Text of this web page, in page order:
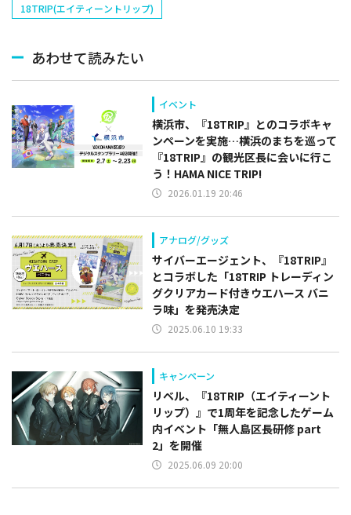
18TRIP(エイティーントリップ)
あわせて読みたい
イベント
横浜市、『18TRIP』とのコラボキャ
ンペーンを実施…横浜のまちを巡って
『18TRIP』の観光区長に会いに行こ
う！HAMA NICE TRIP!
2026.01.19 20:46
アナログ/グッズ
サイバーエージェント、『18TRIP』
とコラボした「18TRIP トレーディン
グクリアカード付きウエハース バニ
ラ味」を発売決定
2025.06.10 19:33
キャンペーン
リベル、『18TRIP（エイティーント
リップ）』で1周年を記念したゲーム
内イベント「無人島区長研修 part
2」を開催
2025.06.09 20:00